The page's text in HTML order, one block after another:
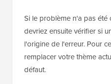
Si le problème n'a pas
devriez ensuite vérifier si
l'origine de l'erreur. Pour
remplacer votre thème
défaut.